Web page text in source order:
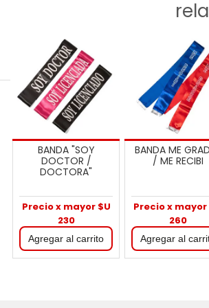
BANDA "SOY
DOCTOR /
DOCTORA"
Precio x mayor $U
230
BANDA ME
/ ME RECIBI
Precio x mayor
260